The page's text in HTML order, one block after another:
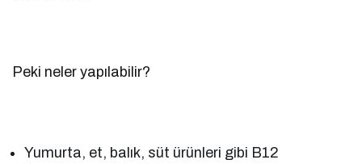
Peki neler yapılabilir?
Yumurta, et, balık, süt ürünleri gibi B12